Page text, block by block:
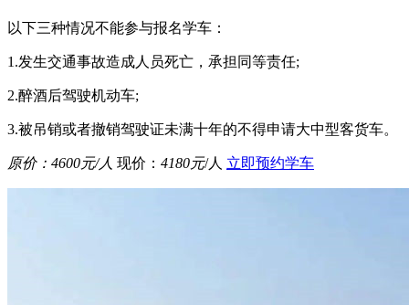
以下三种情况不能参与报名学车：
1.发生交通事故造成人员死亡，承担同等责任;
2.醉酒后驾驶机动车;
3.被吊销或者撤销驾驶证未满十年的不得申请大中型客货车。
原价： 4600元/人 现价： 4180元/人 立即预约学车